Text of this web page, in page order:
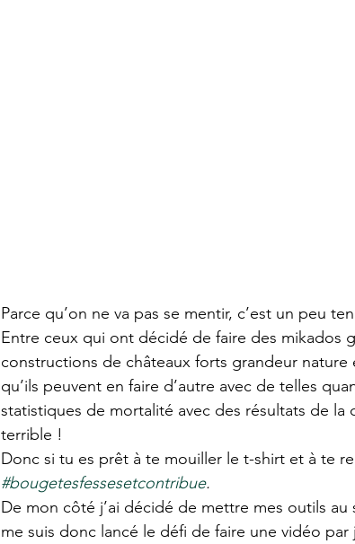
Parce qu’on ne va pas se mentir, c’est un peu
Entre ceux qui ont décidé de faire des mikados
constructions de châteaux forts grandeur
qu’ils peuvent en faire d’autre avec de telles
statistiques de mortalité avec des résultats de
terrible !
Donc si tu es prêt à te mouiller le t-shirt et à te
#bougetesfessesetcontribue.
De mon côté j’ai décidé de mettre mes outils
me suis donc lancé le défi de faire une vidéo